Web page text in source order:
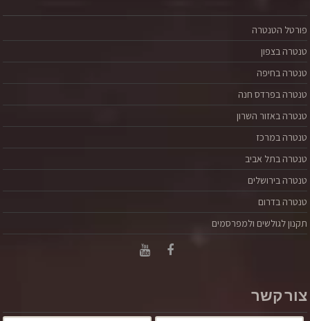
טנטרה זו דרך לחוות את הכוח המתחדש והמפרה שבתוכך.
מיניות שלמה, היא תנועה בתוכך שיוצרת עונג מתמשך
ועצמה. מיניות היא הכוח המפרה שבתוכך. את/ה זוכר/ת?
שכשפשוט היית בחוויית העונג, כשכל הגוף שלך נכח בחוויה
ורטט בעוצמות, שמעולם לא חווית בדרך אחרת? באותו רגע
וגם ביום שאחרי, הרגשת מלא בכוחות "על", שהכל אפשרי
ואין שום דבר שיעצור בעדך? פשוט כי ככה זה נועד להיו
פורטל הטנטרה
טנטרה בצפון
טנטרה בחיפה
טנטרה בפרדס חנה
טנטרה באזור השרון
טנטרה במרכז
טנטרה בתל אביב
טנטרה בירושלים
טנטרה בדרום
תקנון לגולשים ולמפרסמים
צור קשר